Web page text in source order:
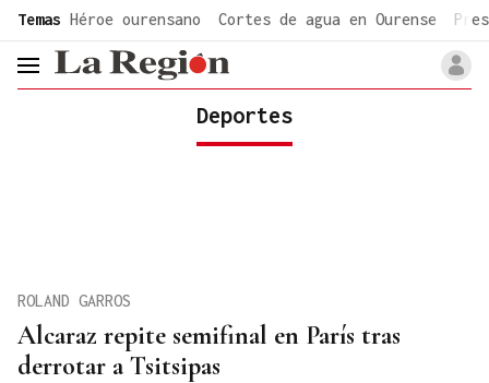
common.go-to-content
Temas Héroe ourensano Cortes de agua en Ourense
header.menu.open
Deportes
Alcaraz repite semifinal en París tras
derrotar a Tsitsipas
ROLAND GARROS